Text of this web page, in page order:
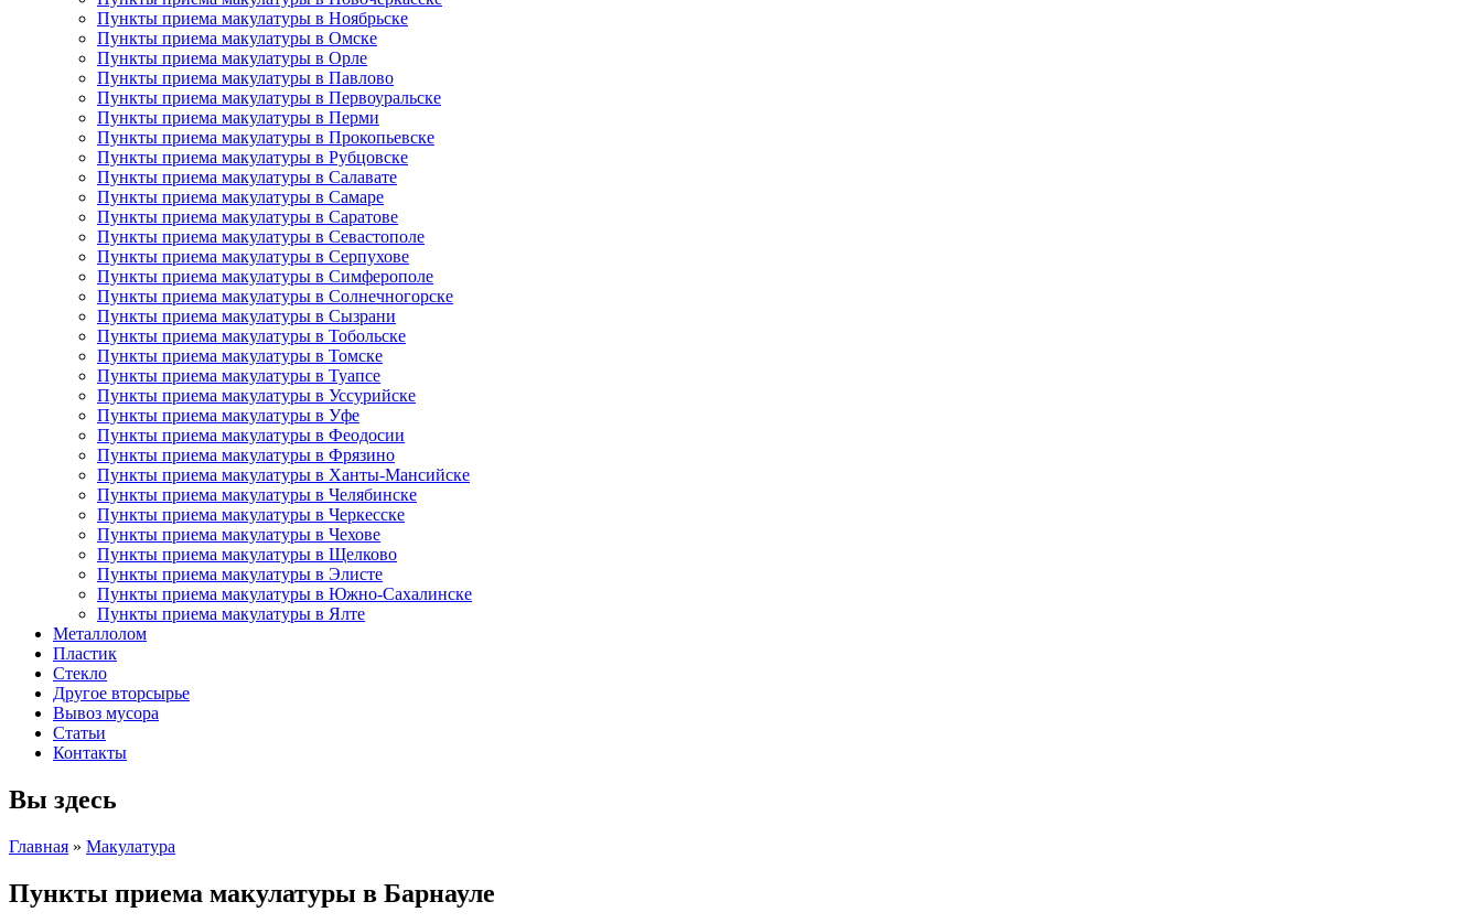
Пункты приема макулатуры в Ноябрьске
Пункты приема макулатуры в Омске
Пункты приема макулатуры в Орле
Пункты приема макулатуры в Павлово
Пункты приема макулатуры в Первоуральске
Пункты приема макулатуры в Перми
Пункты приема макулатуры в Прокопьевске
Пункты приема макулатуры в Рубцовске
Пункты приема макулатуры в Салавате
Пункты приема макулатуры в Самаре
Пункты приема макулатуры в Саратове
Пункты приема макулатуры в Севастополе
Пункты приема макулатуры в Серпухове
Пункты приема макулатуры в Симферополе
Пункты приема макулатуры в Солнечногорске
Пункты приема макулатуры в Сызрани
Пункты приема макулатуры в Тобольске
Пункты приема макулатуры в Томске
Пункты приема макулатуры в Туапсе
Пункты приема макулатуры в Уссурийске
Пункты приема макулатуры в Уфе
Пункты приема макулатуры в Феодосии
Пункты приема макулатуры в Фрязино
Пункты приема макулатуры в Ханты-Мансийске
Пункты приема макулатуры в Челябинске
Пункты приема макулатуры в Черкесске
Пункты приема макулатуры в Чехове
Пункты приема макулатуры в Щелково
Пункты приема макулатуры в Элисте
Пункты приема макулатуры в Южно-Сахалинске
Пункты приема макулатуры в Ялте
Металлолом
Пластик
Стекло
Другое вторсырье
Вывоз мусора
Статьи
Контакты
Вы здесь
Главная » Макулатура
Пункты приема макулатуры в Барнауле